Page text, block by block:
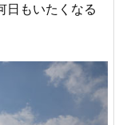
日もいたくなる